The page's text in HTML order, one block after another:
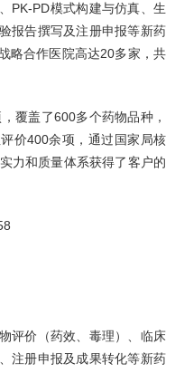
PK-PD模式构建与仿真、生
报告撰写及注册申报等新药
略合作医院高达20多家，共
覆盖了600多个药物品种，
价400余项，通过国家局核
力和质量体系获得了客户的
评价（药效、毒理）、临床
注册申报及成果转化等新药